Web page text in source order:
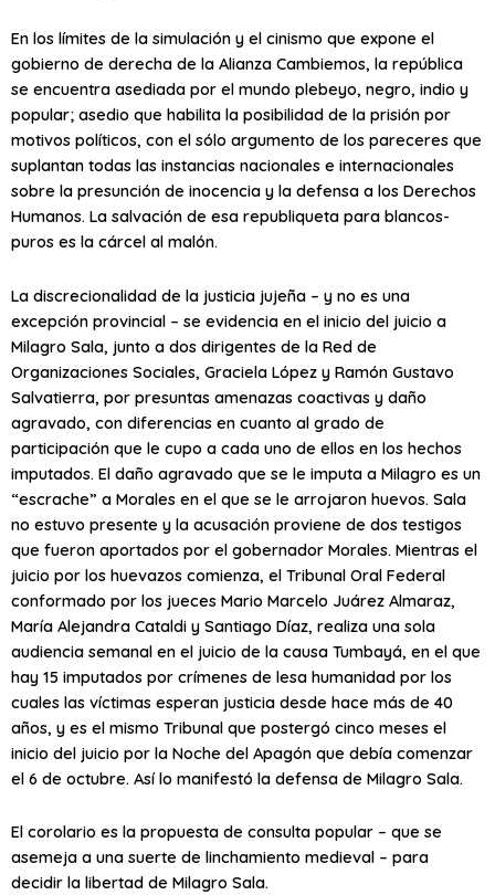
En los límites de la simulación y el cinismo que expone el
gobierno de derecha de la Alianza Cambiemos, la república
se encuentra asediada por el mundo plebeyo, negro, indio y
popular; asedio que habilita la posibilidad de la prisión por
motivos políticos, con el sólo argumento de los pareceres que
suplantan todas las instancias nacionales e internacionales
sobre la presunción de inocencia y la defensa a los Derechos
Humanos. La salvación de esa republiqueta para blancos-
puros es la cárcel al malón.
La discrecionalidad de la justicia jujeña – y no es una
excepción provincial – se evidencia en el inicio del juicio a
Milagro Sala, junto a dos dirigentes de la Red de
Organizaciones Sociales, Graciela López y Ramón Gustavo
Salvatierra, por presuntas amenazas coactivas y daño
agravado, con diferencias en cuanto al grado de
participación que le cupo a cada uno de ellos en los hechos
imputados. El daño agravado que se le imputa a Milagro es un
“escrache” a Morales en el que se le arrojaron huevos. Sala
no estuvo presente y la acusación proviene de dos testigos
que fueron aportados por el gobernador Morales. Mientras el
juicio por los huevazos comienza, el Tribunal Oral Federal
conformado por los jueces Mario Marcelo Juárez Almaraz,
María Alejandra Cataldi y Santiago Díaz, realiza una sola
audiencia semanal en el juicio de la causa Tumbayá, en el que
hay 15 imputados por crímenes de lesa humanidad por los
cuales las víctimas esperan justicia desde hace más de 40
años, y es el mismo Tribunal que postergó cinco meses el
inicio del juicio por la Noche del Apagón que debía comenzar
el 6 de octubre. Así lo manifestó la defensa de Milagro Sala.
El corolario es la propuesta de consulta popular – que se
asemeja a una suerte de linchamiento medieval – para
decidir la libertad de Milagro Sala.